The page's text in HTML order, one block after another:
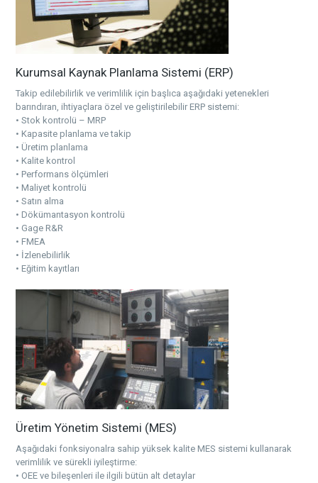
Kurumsal Kaynak Planlama Sistemi (ERP)
Takip edilebilirlik ve verimlilik için başlıca aşağıdaki yetenekleri
barındıran, ihtiyaçlara özel ve geliştirilebilir ERP sistemi:
• Stok kontrolü – MRP
• Kapasite planlama ve takip
• Üretim planlama
• Kalite kontrol
• Performans ölçümleri
• Maliyet kontrolü
• Satın alma
• Dökümantasyon kontrolü
• Gage R&R
• FMEA
• İzlenebilirlik
• Eğitim kayıtları
Üretim Yönetim Sistemi (MES)
Aşağıdaki fonksiyonalra sahip yüksek kalite MES sistemi kullanarak
verimlilik ve sürekli iyileştirme:
• OEE ve bileşenleri ile ilgili bütün alt detaylar